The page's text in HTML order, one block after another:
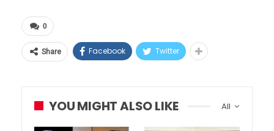
0
Share Facebook Twitter
All
YOU MIGHT ALSO LIKE